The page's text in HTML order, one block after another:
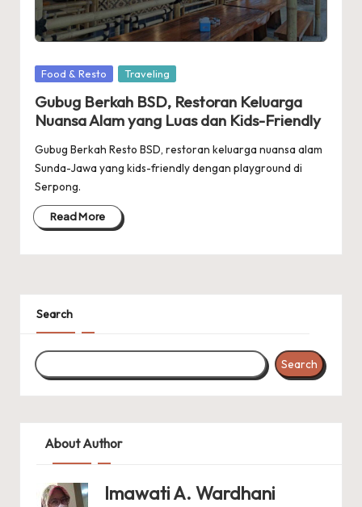
Posted
Food & Resto Traveling
Gubug Berkah BSD, Restoran Keluarga
Nuansa Alam yang Luas dan Kids-Friendly
Gubug Berkah Resto BSD, restoran keluarga nuansa alam
Sunda-Jawa yang kids-friendly dengan playground di
Serpong.
Read More
Search
Search
About Author
Imawati A. Wardhani